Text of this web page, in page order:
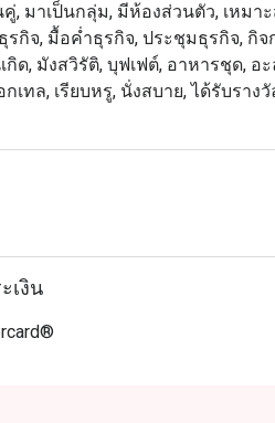
คู่, มาเป็นกลุ่ม, มีห้องส่วนตัว, เหม
รกิจ, มื้อค่ำธุรกิจ, ประชุมธุรกิจ, กิ
กิด, มังสวิรัติ, บุฟเฟต์, อาหารชุด,
เทล, เรียบหรู, นั่งสบาย, ได้รับรา
เงิน